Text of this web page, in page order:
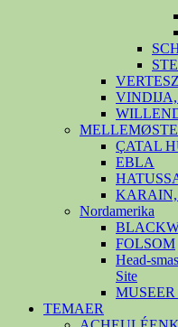
ÇATAL
EBLA
Nordamerika
FOLSOM
Head-
Site
TEMAER